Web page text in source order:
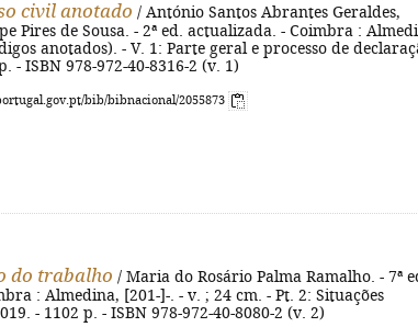
civil anotado / António Santos Abrantes Geraldes,
Pires de Sousa. - 2ª ed. actualizada. - Coimbra :
anotados). - V. 1: Parte geral e processo de
- ISBN 978-972-40-8316-2 (v. 1)
bib/bibnacional/2055873
do trabalho / Maria do Rosário Palma Ramalho. - 7ª
: Almedina, [201-]-. - v. ; 24 cm. - Pt. 2: Situações
- 1102 p. - ISBN 978-972-40-8080-2 (v. 2)